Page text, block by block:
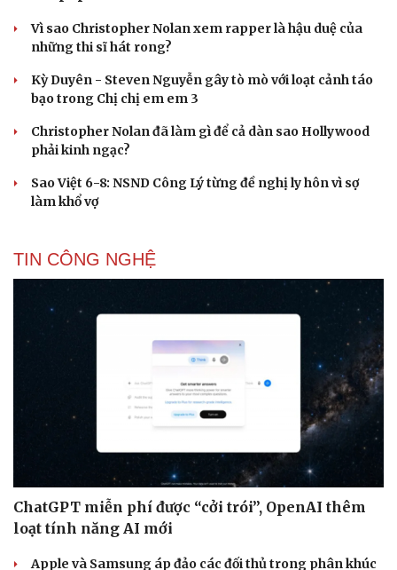
Cải chính
Vì sao Christopher Nolan xem rapper là hậu duệ của
những thi sĩ hát rong?
Kỳ Duyên - Steven Nguyễn gây tò mò với loạt cảnh táo
bạo trong Chị chị em em 3
Christopher Nolan đã làm gì để cả dàn sao Hollywood
phải kinh ngạc?
Sao Việt 6-8: NSND Công Lý từng đề nghị ly hôn vì sợ
làm khổ vợ
TIN CÔNG NGHỆ
ChatGPT miễn phí được “cởi trói”, OpenAI thêm
loạt tính năng AI mới
Apple và Samsung áp đảo các đối thủ trong phân khúc